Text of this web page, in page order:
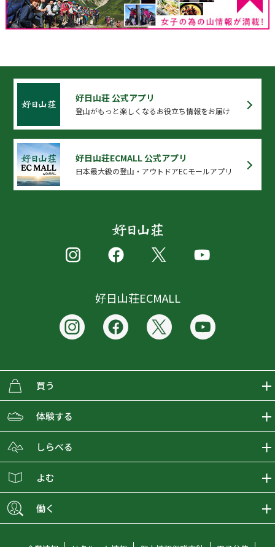
好日山荘 公式アプリ
登山がもっと楽しくなるお役立ち情報をお届け
好日山荘ECMALL 公式アプリ
日本最大級の登山・アウトドアECモールアプリ
好日山荘ECMALL
買う
ECMALLの商品をさがす
取り扱いブランド一覧
ショップブログ
会員募集
体験する
おとな女子登山部
グラビティリサーチ
しらべる
登山レポート
よむ
働く